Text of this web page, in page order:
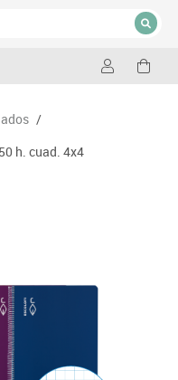
CERRAR
/
h. cuad. 4x4